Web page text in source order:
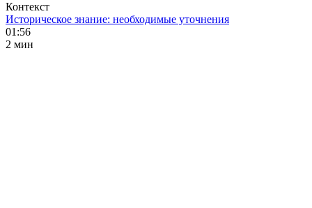
Контекст
Историческое знание: необходимые уточнения
01:56
2 мин